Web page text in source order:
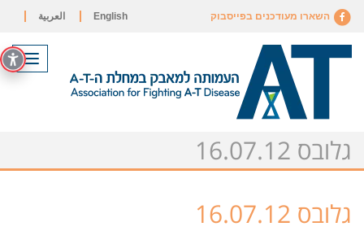
השארו מעודכנים בפייסבוק English العربية
גלובס 16.07.12
גלובס 16.07.12